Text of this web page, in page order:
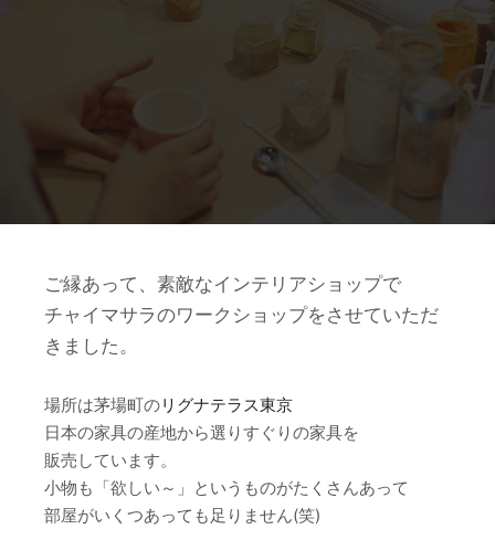
ご縁あって、素敵なインテリアショップで
チャイマサラのワークショップをさせていただ
きました。
場所は茅場町のリグナテラス東京
日本の家具の産地から選りすぐりの家具を
販売しています。
小物も「欲しい～」というものがたくさんあって
部屋がいくつあっても足りません(笑)